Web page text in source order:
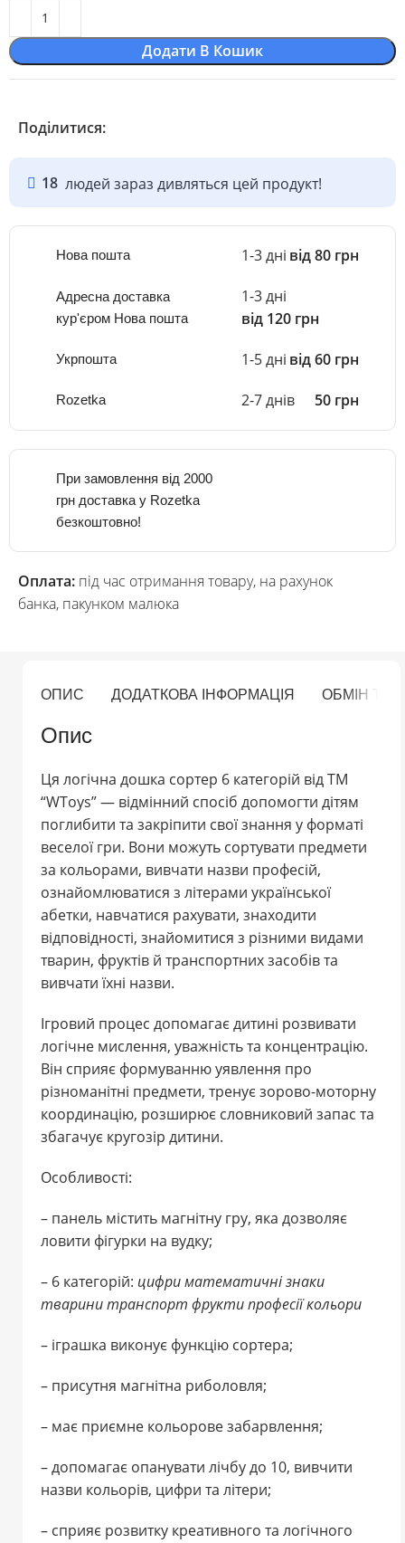
Додати В Кошик
Поділитися:
18 людей зараз дивляться цей продукт!
Нова пошта 1-3 дні від 80 грн
Адресна доставка
кур'єром Нова пошта
1-3 дні
від 120 грн
Укрпошта 1-5 дні від 60 грн
Rozetka 2-7 днів 50 грн
При замовлення від 2000
грн доставка у Rozetka
безкоштовно!
Оплата: під час отримання товару, на рахунок
банка, пакунком малюка
ОПИС ДОДАТКОВА ІНФОРМАЦІЯ ОБМІН ТА
Опис
Ця логічна дошка сортер 6 категорій від ТМ
“WToys” — відмінний спосіб допомогти дітям
поглибити та закріпити свої знання у форматі
веселої гри. Вони можуть сортувати предмети
за кольорами, вивчати назви професій,
ознайомлюватися з літерами української
абетки, навчатися рахувати, знаходити
відповідності, знайомитися з різними видами
тварин, фруктів й транспортних засобів та
вивчати їхні назви.
Ігровий процес допомагає дитині розвивати
логічне мислення, уважність та концентрацію.
Він сприяє формуванню уявлення про
різноманітні предмети, тренує зорово-моторну
координацію, розширює словниковий запас та
збагачує кругозір дитини.
Особливості:
– панель містить магнітну гру, яка дозволяє
ловити фігурки на вудку;
– 6 категорій: цифри математичні знаки
тварини транспорт фрукти професії кольори
– іграшка виконує функцію сортера;
– присутня магнітна риболовля;
– має приємне кольорове забарвлення;
– допомагає опанувати лічбу до 10, вивчити
назви кольорів, цифри та літери;
– сприяє розвитку креативного та логічного